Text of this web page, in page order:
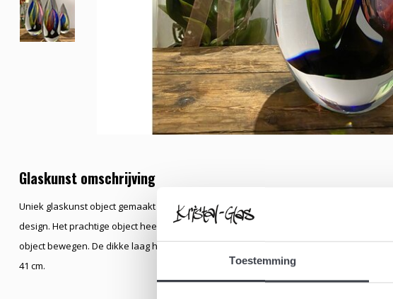
Toestemming
Glaskunst omschrijving
Uniek glaskunst object gemaakt door meesterglasblazer Lennart Nissmark van het
design. Het prachtige object heeft een kern van rood, groen en blauwe glaselementen
object bewegen. De dikke laag helder kristal maakt het object tot een echte eye
41 cm.